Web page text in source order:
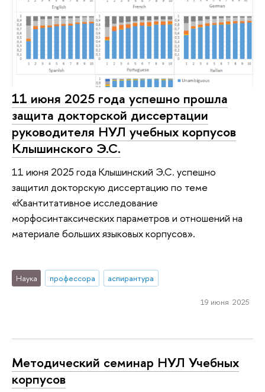
11 июня 2025 года успешно прошла
защита докторской диссертации
руководителя НУЛ учебных корпусов
Клышинского Э.С.
11 июня 2025 года Клышинский Э.С. успешно
защитил докторскую диссертацию по теме
«Квантитативное исследование
морфосинтаксических параметров и отношений на
материале больших языковых корпусов».
Наука профессора аспирантура
19 июня 2025
Методический семинар НУЛ Учебных
корпусов